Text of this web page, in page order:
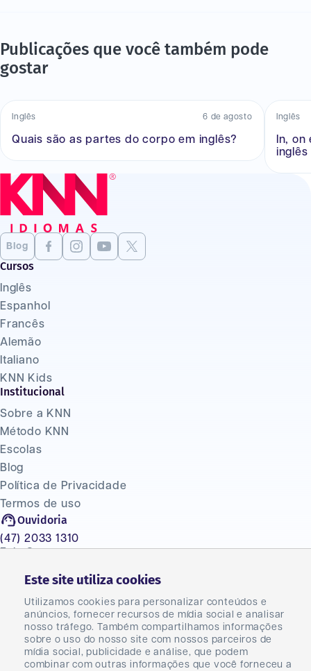
Este site utiliza cookies
Utilizamos cookies para personalizar conteúdos e
anúncios, fornecer recursos de mídia social e analisar
nosso tráfego. Também compartilhamos informações
sobre o uso do nosso site com nossos parceiros de
mídia social, publicidade e análise, que podem
combinar com outras informações que você forneceu a
Publicações que você também pode
gostar
Inglês 6 de agosto
Quais são as partes do corpo em inglês?
Inglês
In,
inglês
Blog
Cursos
Inglês
Espanhol
Francês
Alemão
Italiano
KNN Kids
Institucional
Sobre a KNN
Método KNN
Escolas
Blog
Política de Privacidade
Termos de uso
Ouvidoria
(47) 2033 1310
Fale Conosco
Master
Carreiras